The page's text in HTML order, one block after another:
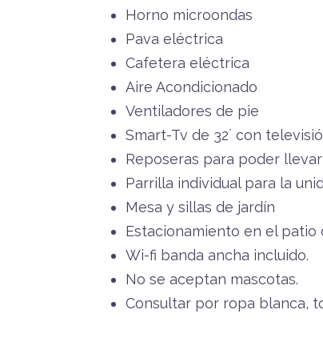
Horno microondas
Pava eléctrica
Cafetera eléctrica
Aire Acondicionado
Ventiladores de pie
Smart-Tv de 32´ con
Reposeras para poder
Parrilla individual para la
Mesa y sillas de jardín
Estacionamiento en el
Wi-fi banda ancha incluido.
No se aceptan mascotas.
Consultar por ropa blanca,